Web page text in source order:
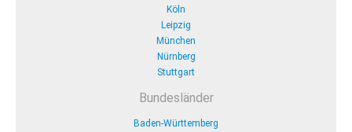
Köln
Leipzig
München
Nürnberg
Stuttgart
Bundesländer
Baden-Württemberg